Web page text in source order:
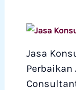
Jasa
Perbaikan